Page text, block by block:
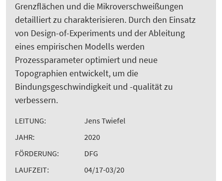
Grenzflächen und die Mikroverschweißungen
detailliert zu charakterisieren. Durch den Einsatz
von Design-of-Experiments und der Ableitung
eines empirischen Modells werden
Prozessparameter optimiert und neue
Topographien entwickelt, um die
Bindungsgeschwindigkeit und -qualität zu
verbessern.
LEITUNG:
Jens Twiefel
JAHR:
2020
FÖRDERUNG:
DFG
LAUFZEIT:
04/17-03/20